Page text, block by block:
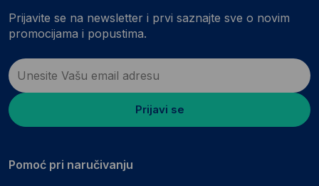
Prijavite se na newsletter i prvi saznajte sve o novim
promocijama i popustima.
Prijavi se
Pomoć pri naručivanju